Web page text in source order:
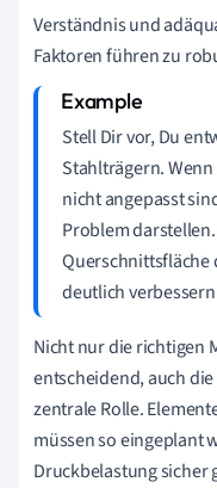
Verständnis und
Faktoren führen zu
Stell Dir vor, Du
Stahlträgern.
nicht angepasst
Problem
Querschnittsfläche
deutlich
Nicht nur die richtigen
entscheidend, auch
zentrale Rolle.
müssen so eingeplant
Druckbelastung sicher